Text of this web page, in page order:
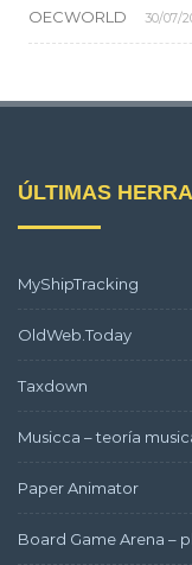
OECWORLD 30/07/
ÚLTIMAS
MyShipTracking
OldWeb.Today
Taxdown
Musicca – teoría
Paper Animator
Board Game Arena –